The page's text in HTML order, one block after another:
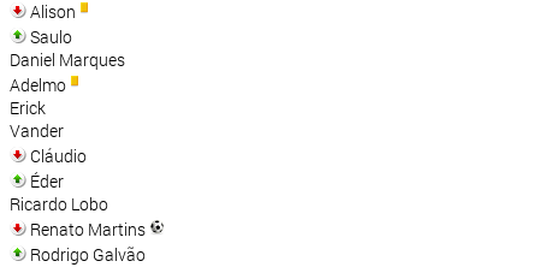
Alison
Saulo
Daniel Marques
Adelmo
Erick
Vander
Cláudio
Éder
Ricardo Lobo
Renato Martins
Rodrigo Galvão